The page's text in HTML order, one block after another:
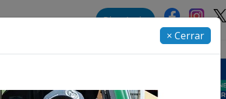
× Cerrar
Directorio